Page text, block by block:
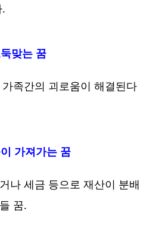
맞는 꿈
족간의 괴로움이 해결된다
가져가는 꿈
나 세금 등으로 재산이 분배
꿈.